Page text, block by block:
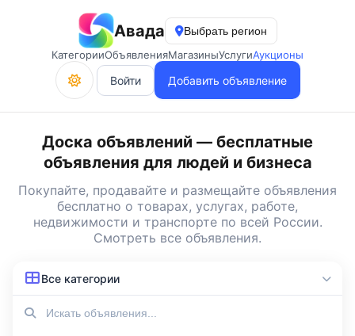
Авада
Выбрать регион
КатегорииОбъявленияМагазиныУслугиАукционы
Войти Добавить объявление
Доска объявлений — бесплатные
объявления для людей и бизнеса
Покупайте, продавайте и размещайте объявления
бесплатно о товарах, услугах, работе,
недвижимости и транспорте по всей России.
Смотреть все объявления.
Все категории